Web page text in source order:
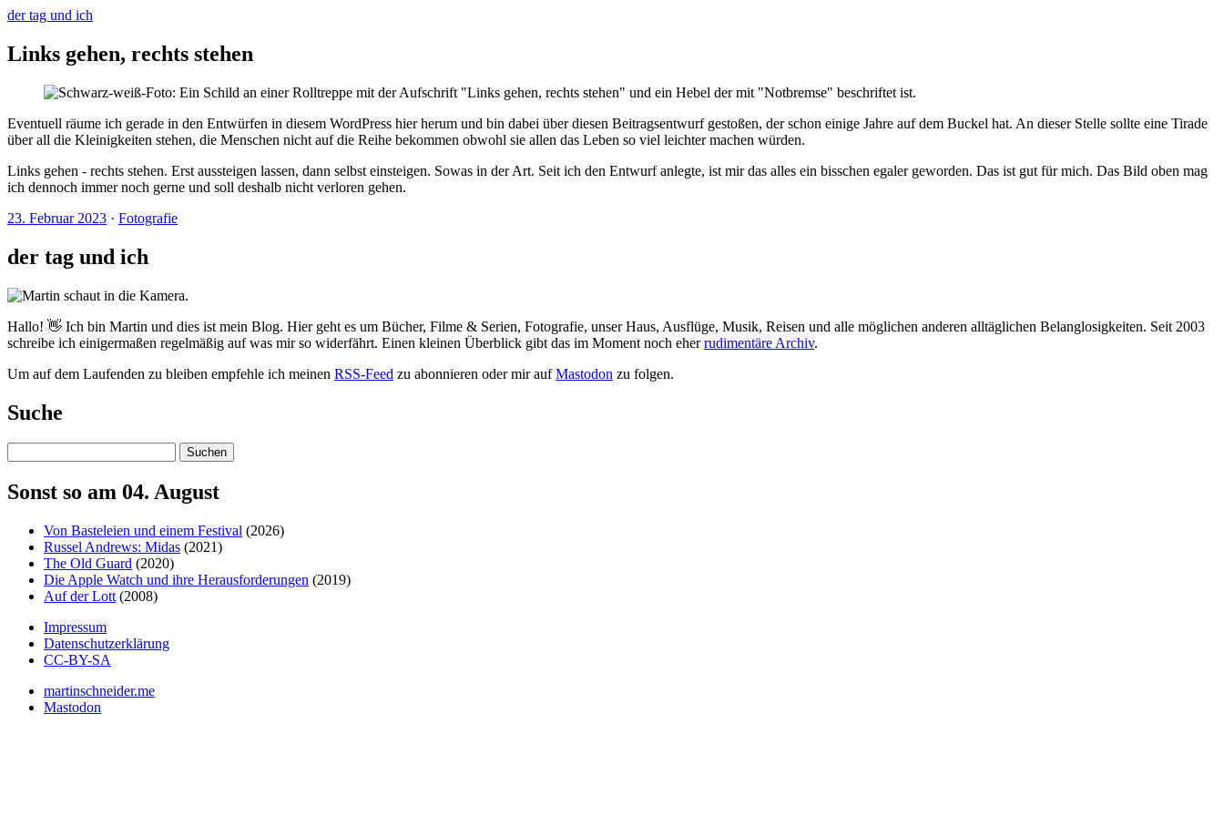
der tag und ich
Links gehen, rechts stehen
Eventuell räume ich gerade in den Entwürfen in diesem WordPress hier herum und bin dabei über diesen Beitragsentwurf gestoßen, der schon einige Jahre auf dem Buckel hat. An dieser Stelle sollte eine Tirade
über all die Kleinigkeiten stehen, die Menschen nicht auf die Reihe bekommen obwohl sie allen das Leben so viel leichter machen würden.
Links gehen - rechts stehen. Erst aussteigen lassen, dann selbst einsteigen. Sowas in der Art. Seit ich den Entwurf anlegte, ist mir das alles ein bisschen egaler geworden. Das ist gut für mich. Das Bild oben mag
ich dennoch immer noch gerne und soll deshalb nicht verloren gehen.
23. Februar 2023 · Fotografie
der tag und ich
Hallo! 👋 Ich bin Martin und dies ist mein Blog. Hier geht es um Bücher, Filme & Serien, Fotografie, unser Haus, Ausflüge, Musik, Reisen und alle möglichen anderen alltäglichen Belanglosigkeiten. Seit 2003
schreibe ich einigermaßen regelmäßig auf was mir so widerfährt. Einen kleinen Überblick gibt das im Moment noch eherrudimentäre Archiv.
Um auf dem Laufenden zu bleiben empfehle ich meinen RSS-Feed zu abonnieren oder mir aufMastodon zu folgen.
Suche
Suchen
Sonst so am 04. August
Von Basteleien und einem Festival (2026)
Russel Andrews: Midas (2021)
The Old Guard (2020)
Die Apple Watch und ihre Herausforderungen (2019)
Auf der Lott (2008)
Impressum
Datenschutzerklärung
CC-BY-SA
martinschneider.me
Mastodon